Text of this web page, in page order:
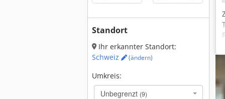
Standort
Ihr erkannter Standort:
Schweiz
(ändern)
Umkreis:
Unbegrenzt (9)